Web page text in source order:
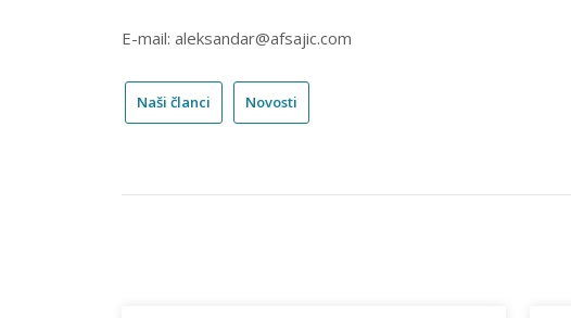
E-mail: aleksandar@afsajic.com
Naši članci Novosti